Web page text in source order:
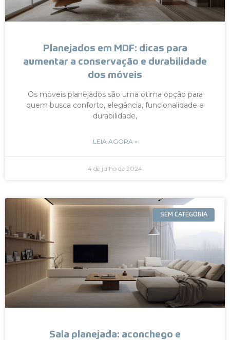
Planejados em MDF: dicas para
aumentar a conservação e durabilidade
dos móveis
Os móveis planejados são uma ótima opção para
quem busca conforto, elegância, funcionalidade e
durabilidade,
LEIA AGORA »
4 de julho de 2024
SEM CATEGORIA
Sala planejada: aconchego e